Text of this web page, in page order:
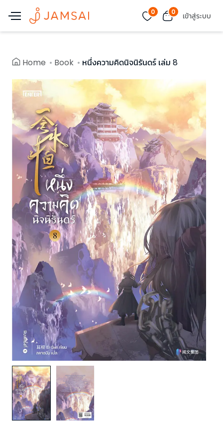
0 0 เข้าสู่ระบบ
Home Book หนึ่งความคิดนิจนิรันดร์ เล่ม 8